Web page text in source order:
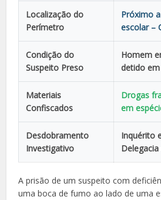
Localização do
Perímetro
Próximo
escolar –
Condição do
Suspeito Preso
Homem
detido
Materiais
Confiscados
Drogas
em
Desdobramento
Investigativo
Inquérito
Delegacia
A prisão de um suspeito com
uma boca de fumo ao lado de uma